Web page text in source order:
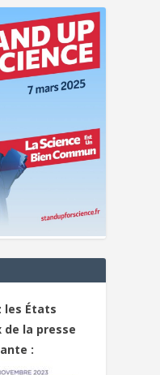
les États
de la presse
: